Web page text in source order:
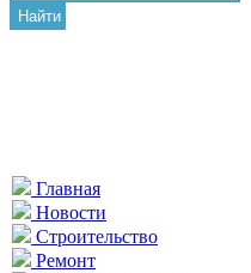
Найти
Главная
Новости
Строительство
Ремонт